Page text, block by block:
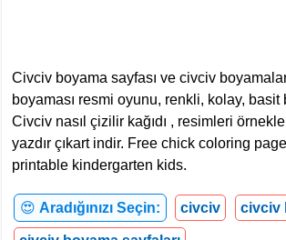
Civciv boyama sayfası ve civciv
boyaması resmi oyunu, renkli, kolay, basit
Civciv nasıl çizilir kağıdı , resimleri
yazdır çıkart indir. Free chick coloring
printable kindergarten kids.
😍 Aradığınızı Seçin: civciv civciv